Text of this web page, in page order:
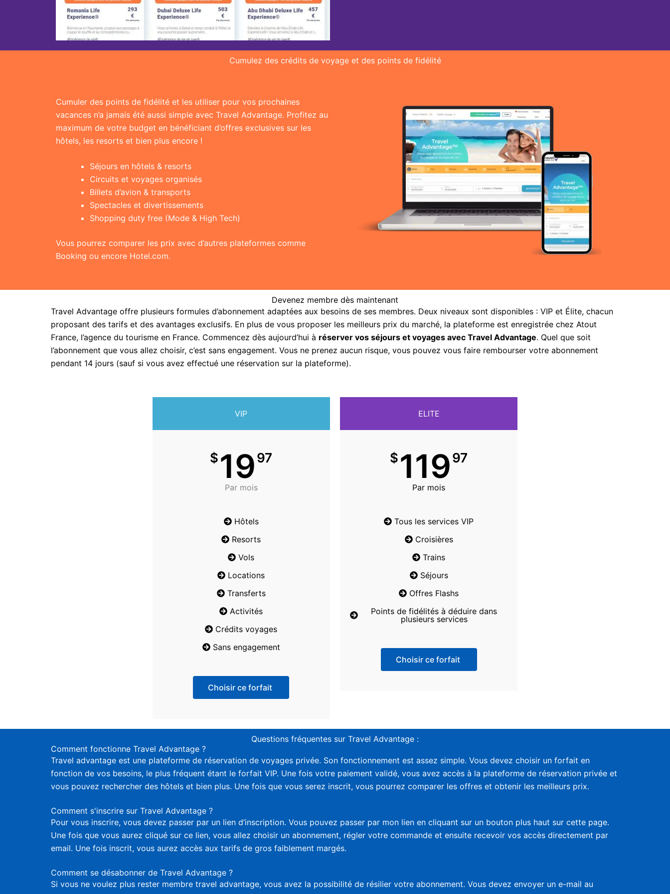
Cumulez des crédits de voyage et des points de fidélité
Cumuler des points de fidélité et les utiliser pour vos prochaines
vacances n’a jamais été aussi simple avec Travel Advantage. Profitez au
maximum de votre budget en bénéficiant d’offres exclusives sur les
hôtels, les resorts et bien plus encore !
Séjours en hôtels & resorts
Circuits et voyages organisés
Billets d’avion & transports
Spectacles et divertissements
Shopping duty free (Mode & High Tech)
Vous pourrez comparer les prix avec d’autres plateformes comme
Booking ou encore Hotel.com.
Devenez membre dès maintenant
Travel Advantage offre plusieurs formules d’abonnement adaptées aux besoins de ses membres. Deux niveaux sont disponibles : VIP et Élite, chacun
proposant des tarifs et des avantages exclusifs. En plus de vous proposer les meilleurs prix du marché, la plateforme est enregistrée chez Atout
France, l’agence du tourisme en France. Commencez dès aujourd’hui à réserver vos séjours et voyages avec Travel Advantage. Quel que soit
l’abonnement que vous allez choisir, c’est sans engagement. Vous ne prenez aucun risque, vous pouvez vous faire rembourser votre abonnement
pendant 14 jours (sauf si vous avez effectué une réservation sur la plateforme).
VIP
$1997
Par mois
Hôtels
Resorts
Vols
Locations
Transferts
Activités
Crédits voyages
Sans engagement
Choisir ce forfait
ELITE
$11997
Par mois
Tous les services VIP
Croisières
Trains
Séjours
Offres Flashs
Points de fidélités à déduire dans
plusieurs services
Choisir ce forfait
Questions fréquentes sur Travel Advantage :
Comment fonctionne Travel Advantage ?
Travel advantage est une plateforme de réservation de voyages privée. Son fonctionnement est assez simple. Vous devez choisir un forfait en
fonction de vos besoins, le plus fréquent étant le forfait VIP. Une fois votre paiement validé, vous avez accès à la plateforme de réservation privée et
vous pouvez rechercher des hôtels et bien plus. Une fois que vous serez inscrit, vous pourrez comparer les offres et obtenir les meilleurs prix.
Comment s'inscrire sur Travel Advantage ?
Pour vous inscrire, vous devez passer par un lien d’inscription. Vous pouvez passer par mon lien en cliquant sur un bouton plus haut sur cette page.
Une fois que vous aurez cliqué sur ce lien, vous allez choisir un abonnement, régler votre commande et ensuite recevoir vos accès directement par
email. Une fois inscrit, vous aurez accès aux tarifs de gros faiblement margés.
Comment se désabonner de Travel Advantage ?
Si vous ne voulez plus rester membre travel advantage, vous avez la possibilité de résilier votre abonnement. Vous devez envoyer un e-mail au